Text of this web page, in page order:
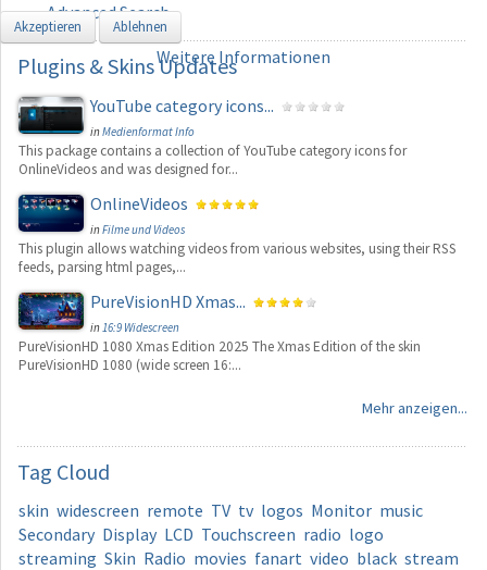
Advanced Search
Plugins & Skins Updates
YouTube category icons...
inMedienformat Info
This package contains a collection of YouTube category icons for
OnlineVideos and was designed for...
OnlineVideos
inFilme und Videos
This plugin allows watching videos from various websites, using their RSS
feeds, parsing html pages,...
PureVisionHD Xmas...
in16:9 Widescreen
PureVisionHD 1080 Xmas Edition 2025 The Xmas Edition of the skin
PureVisionHD 1080 (wide screen 16:...
Mehr anzeigen...
Tag Cloud
skin widescreen remote TV tv logos Monitor music
Secondary Display LCD Touchscreen radio logo
streaming Skin Radio movies fanart video black stream
Akzeptieren Ablehnen
Weitere Informationen